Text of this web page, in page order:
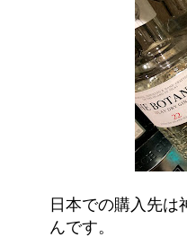
日本での購入先
んです。